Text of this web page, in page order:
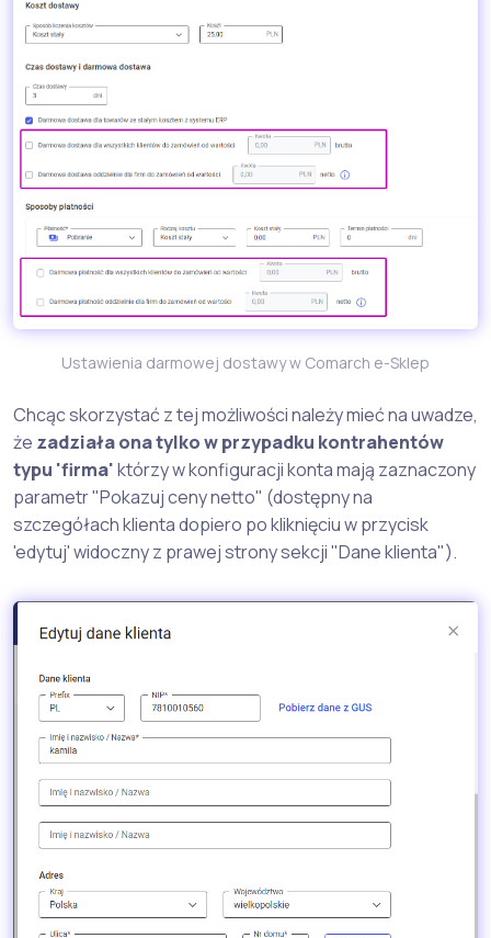
Ustawienia darmowej dostawy w Comarch e-Sklep
Chcąc skorzystać z tej możliwości należy mieć na uwadze,
że zadziała ona tylko w przypadku kontrahentów
typu 'firma'którzy w konfiguracji konta mają zaznaczony
parametr "Pokazuj ceny netto" (dostępny na
szczegółach klienta dopiero po kliknięciu w przycisk
'edytuj' widoczny z prawej strony sekcji "Dane klienta").